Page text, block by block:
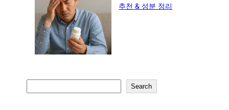
추천 & 성분 정리
e
Search